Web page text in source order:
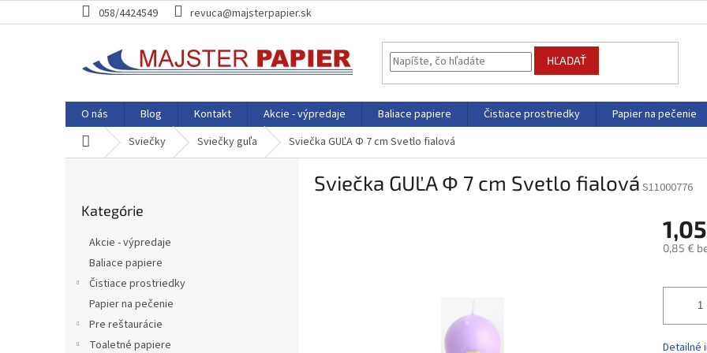
na
058/4424549 revuca@majsterpapier.sk
HĽADAŤ
O nás Blog Kontakt Akcie - výpredaje Baliace papiere Čistiace prostriedky Papier na pečenie
DomovSviečky Sviečky guľa Sviečka GUĽA Φ 7 cm Svetlo fialová
kategórie
Kategórie
Akcie - výpredaje
Baliace papiere
Čistiace prostriedky
Papier na pečenie
Pre reštaurácie
Toaletné papiere
Sviečka GUĽA Φ 7 cm Svetlo fialová S11000776
0,85 €
cena:
Detailné